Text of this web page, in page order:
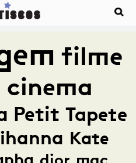
filme
cinema
Petit Tapete
Kate